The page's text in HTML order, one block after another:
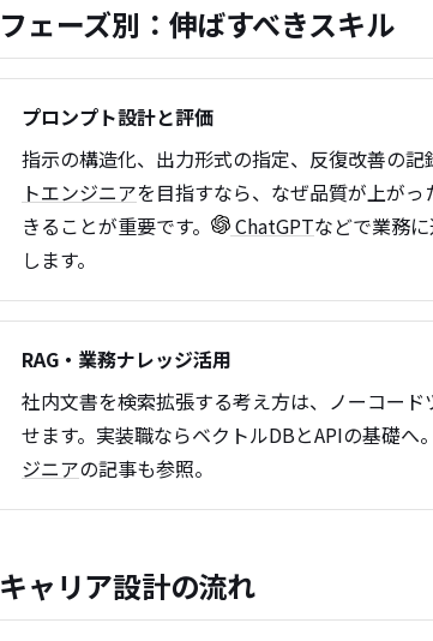
フェーズ別：伸ばすべきスキル
プロンプト設計と評価
指示の構造化、出力形式の指定、反復改善の記
トエンジニアを目指すなら、なぜ品質が上がっ
きることが重要です。
ChatGPTなどで業務
します。
RAG・業務ナレッジ活用
社内文書を検索拡張する考え方は、ノーコード
せます。実装職ならベクトルDBとAPIの基礎へ。
ジニアの記事も参照。
キャリア設計の流れ